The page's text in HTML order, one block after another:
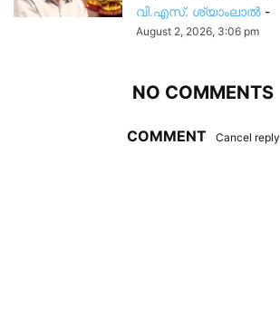
വി.എസ്. ശ്യാംലാൽ -
August 2, 2026, 3:06 pm
NO COMMENTS
COMMENT Cancel reply